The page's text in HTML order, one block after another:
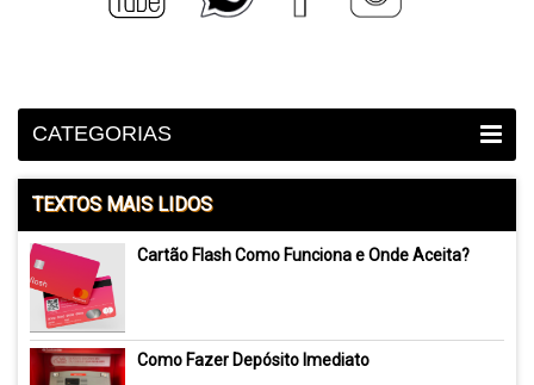
CATEGORIAS
TEXTOS MAIS LIDOS
Cartão Flash Como Funciona e Onde Aceita?
Como Fazer Depósito Imediato